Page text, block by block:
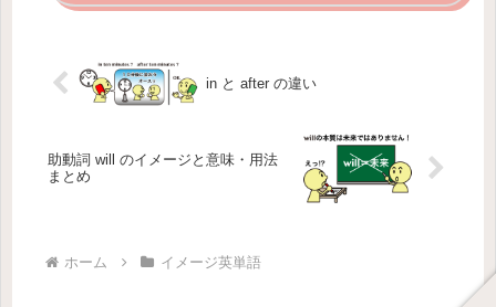
in と after の違い
助動詞 will のイメージと意味・用法
まとめ
ホーム イメージ英単語